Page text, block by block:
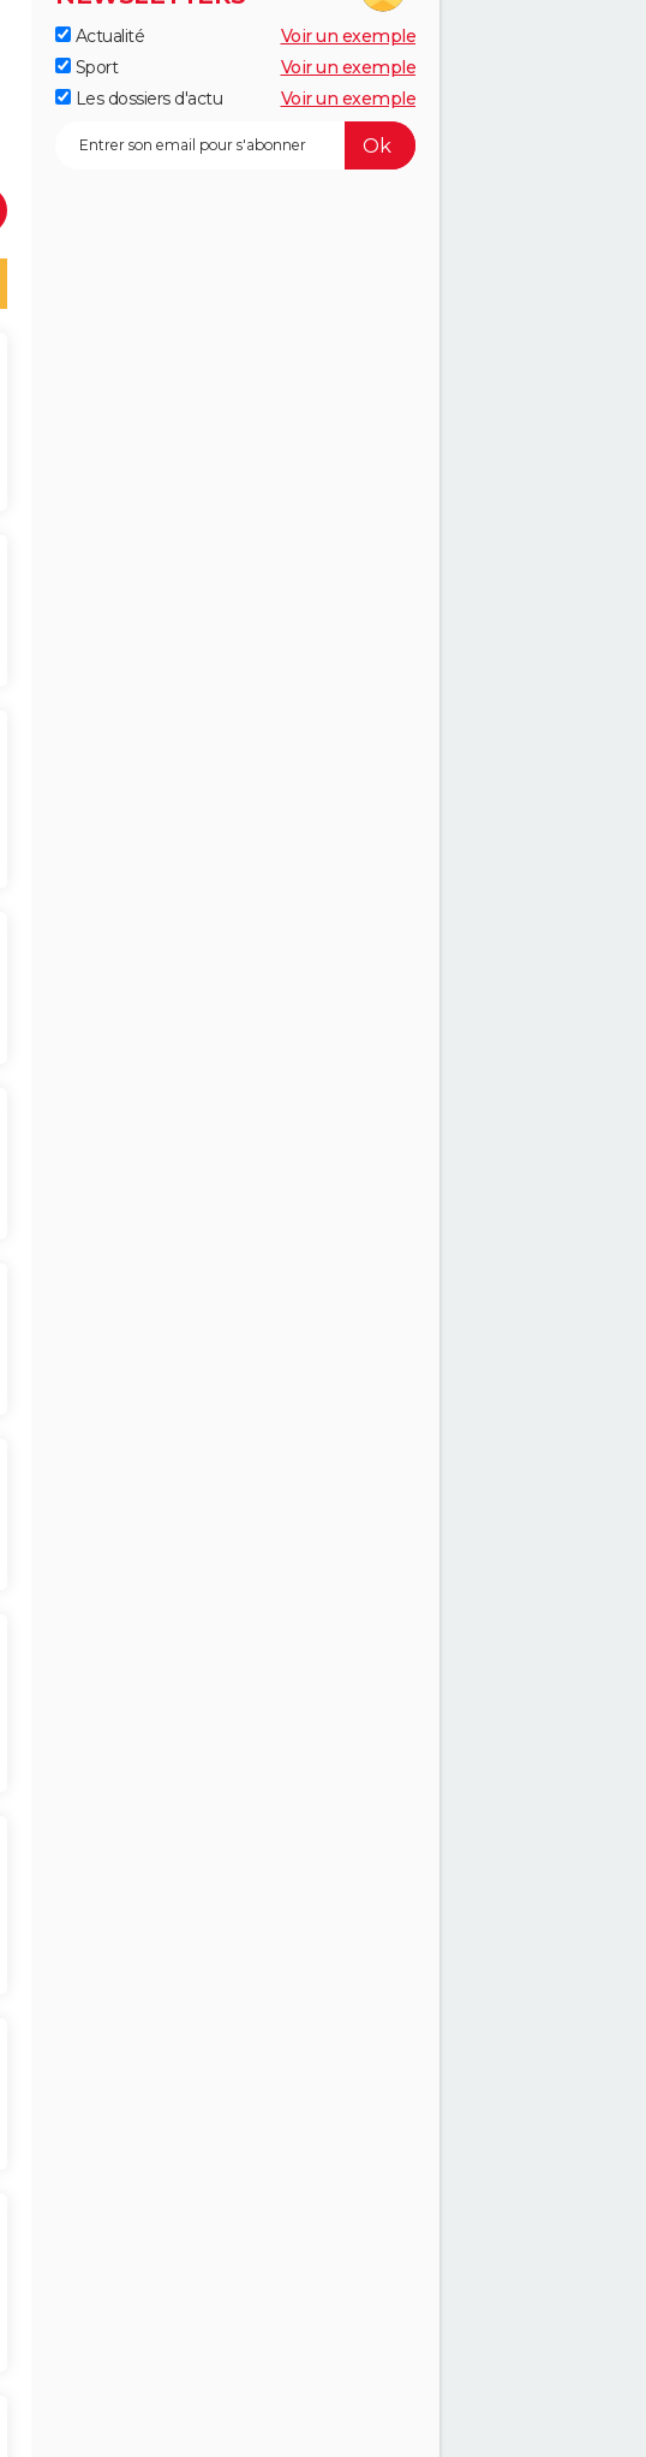
Actualité
Voir un exemple
Sport
Voir un exemple
Les dossiers d'actu
Voir un exemple